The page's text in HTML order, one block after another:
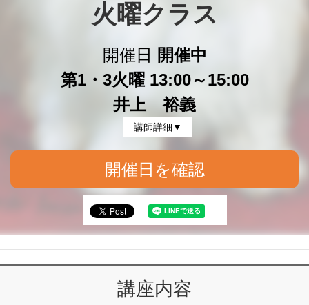
火曜クラス
開催日
開催中
第1・3火曜 13:00～15:00
井上 裕義
講師詳細▼
開催日を確認
講座内容